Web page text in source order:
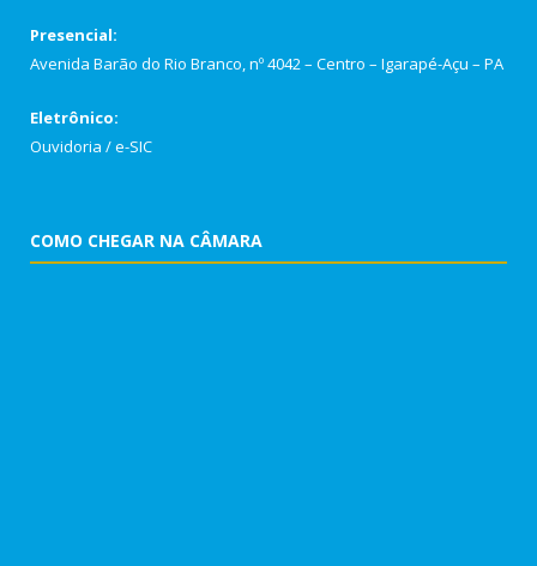
Presencial:
Avenida Barão do Rio Branco, nº 4042 – Centro – Igarapé-Açu – PA
Eletrônico:
Ouvidoria /e-SIC
COMO CHEGAR NA CÂMARA